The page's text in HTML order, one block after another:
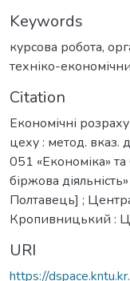
Keywords
курсова робота,
техніко-
Citation
Економічні
цеху : метод. вказ.
051 «Економіка»
біржова
Полтавець] ;
Кропивницький :
URI
https://